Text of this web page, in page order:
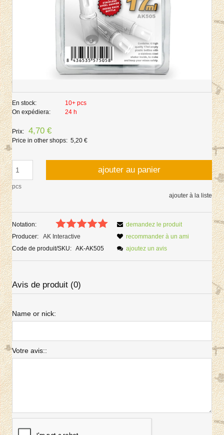
En stock:
10+ pcs
On expédiera:
24 h
Prix: 4,70 €
Price in other shops: 5,20 €
pcs
ajouter au panier
ajouter à la liste
Notation:
Producer:
AK Interactive
Code de produit/SKU: AK-AK505
demandez le produit
recommander à un ami
ajoutez un avis
Avis de produit (0)
Name or nick:
Votre avis::